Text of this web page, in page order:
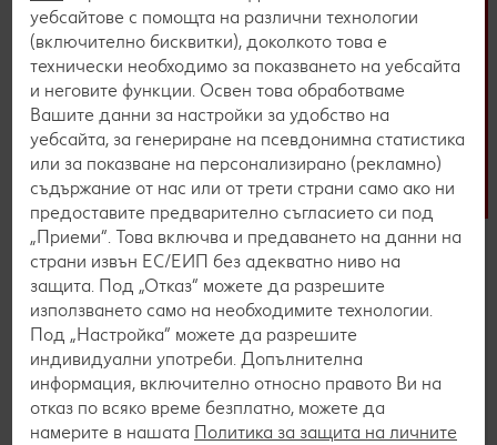
Онлайн кандидатстване
Можеш да кандидатстваш онлайн,
изпращайки своя автобиография по
конкретна обява в нашата платформа.
уебсайтове с помощта на различни технологии
(включително бисквитки), доколкото това е
технически необходимо за показването на уебсайта
и неговите функции. Освен това обработваме
Вашите данни за настройки за удобство на
уебсайта, за генериране на псевдонимна статистика
или за показване на персонализирано (рекламно)
съдържание от нас или от трети страни само ако ни
предоставите предварително съгласието си под
„Приеми“. Това включва и предаването на данни на
страни извън ЕС/ЕИП без адекватно ниво на
защита. Под „Отказ“ можете да разрешите
използването само на необходимите технологии.
Под „Настройка“ можете да разрешите
индивидуални употреби. Допълнителна
информация, включително относно правото Ви на
отказ по всяко време безплатно, можете да
намерите в нашата Политика за защита на личните